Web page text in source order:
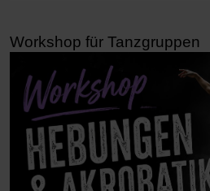
Workshop für Tanzgruppen